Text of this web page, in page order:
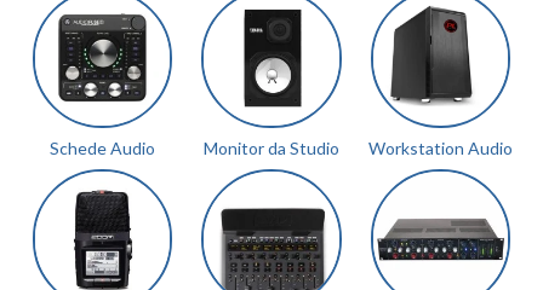
Schede Audio Monitor da Studio Workstation Audio